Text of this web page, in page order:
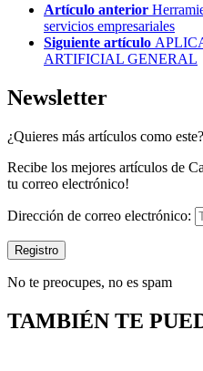
Artículo anterior
servicios empresariales
Siguiente artículo
ARTIFICIAL GENERAL
Newsletter
¿Quieres más artículos como este?
Recibe los mejores artículos de
tu correo electrónico!
Dirección de correo electrónico:
No te preocupes, no es spam
TAMBIÉN TE